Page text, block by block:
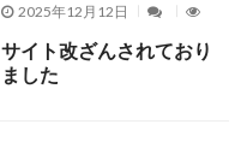
2025年12月12日
サイト改ざんされており
ました